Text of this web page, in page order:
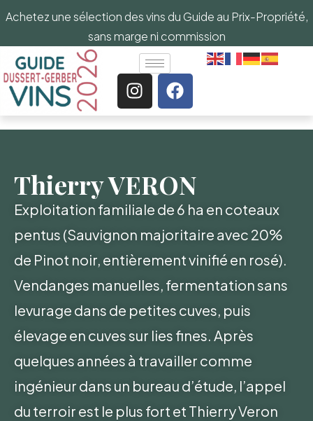
Achetez une sélection des vins du Guide au Prix-Propriété,
sans marge ni commission
Thierry VERON
Exploitation familiale de 6 ha en coteaux
pentus (Sauvignon majoritaire avec 20%
de Pinot noir, entièrement vinifié en rosé).
Vendanges manuelles, fermentation sans
levurage dans de petites cuves, puis
élevage en cuves sur lies fines. Après
quelques années à travailler comme
ingénieur dans un bureau d’étude, l’appel
du terroir est le plus fort et Thierry Veron